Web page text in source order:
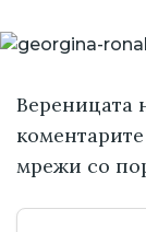
Вереницата
мрежи со